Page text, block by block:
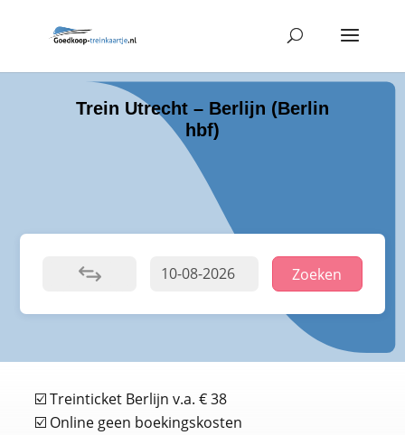
Trein Utrecht – Berlijn (Berlin
hbf)
Zoeken
☑️ Treinticket Berlijn v.a. € 38
☑️ Online geen boekingskosten